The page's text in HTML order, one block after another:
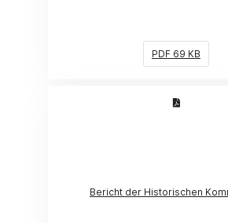
PDF 69 KB
Bericht der Historischen
(Link öffnet